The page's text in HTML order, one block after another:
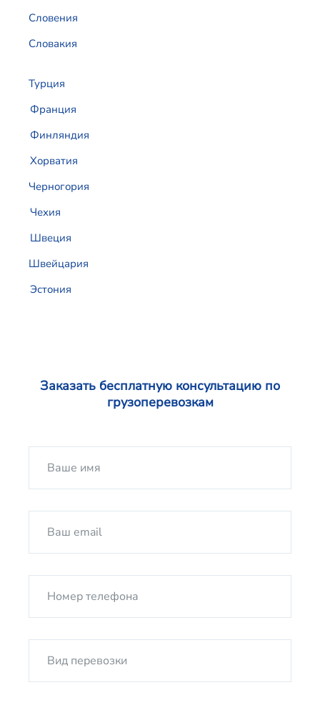
Словения
Словакия
Турция
Франция
Финляндия
Хорватия
Черногория
Чехия
Швеция
Швейцария
Эстония
Заказать бесплатную консультацию по
грузоперевозкам